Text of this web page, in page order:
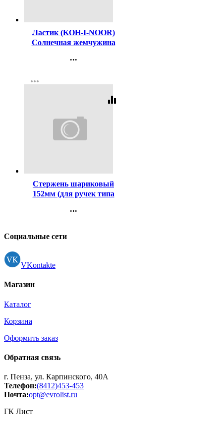
Ластик (KOH-I-NOOR)
Солнечная жемчужина
арт.6541/80-84
...
Регистрация
more_horiz
equalizer
Стержень шариковый
152мм (для ручек типа
...
Регистрация
Социальные сети
VKontakte
Магазин
Каталог
Корзина
Оформить заказ
Обратная связь
г. Пенза, ул. Карпинского, 40А
Телефон:(8412)453-453
Почта:opt@evrolist.ru
ГК Лист